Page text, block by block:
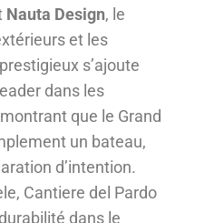
Nauta Design, le
et les
s’ajoute
dans les
que le Grand
un bateau,
d’intention.
Cantiere del Pardo
dans le